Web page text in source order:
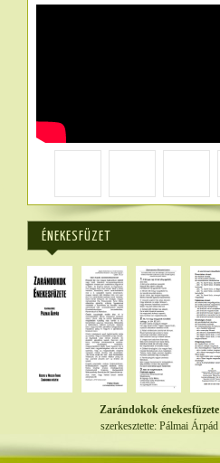
ÉNEKESFÜZET
Zarándokok énekesfüzete
szerkesztette: Pálmai Árpád